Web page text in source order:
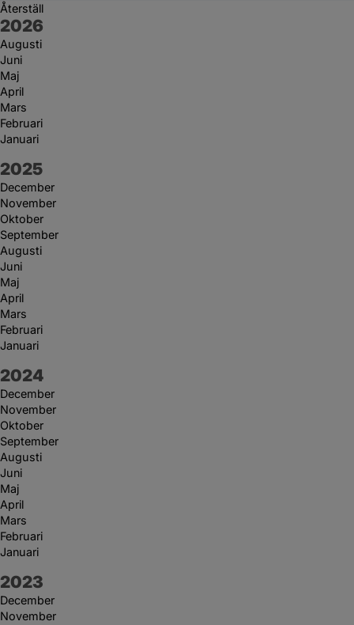
Återställ
År:
2026
Augusti
Juni
Maj
April
Mars
Februari
Januari
År:
2025
December
November
Oktober
September
Augusti
Juni
Maj
April
Mars
Februari
Januari
År:
2024
December
November
Oktober
September
Augusti
Juni
Maj
April
Mars
Februari
Januari
År:
2023
December
November